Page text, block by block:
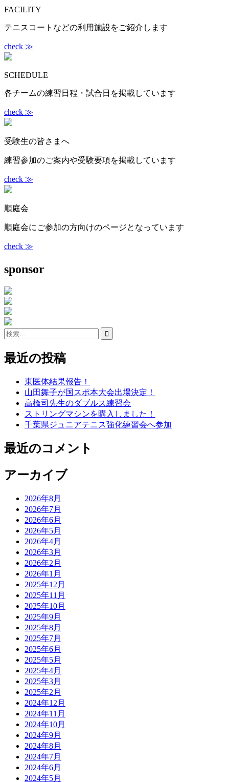
FACILITY
テニスコートなどの利用施設をご紹介します
check ≫
SCHEDULE
各チームの練習日程・試合日を掲載しています
check ≫
受験生の皆さまへ
練習参加のご案内や受験要項を掲載しています
check ≫
順庭会
順庭会にご参加の方向けのページとなっています
check ≫
sponsor
検
最近の投稿
東医体結果報告！
山田舞子が国スポ本大会出場決定！
高橋司先生のダブルス練習会
ストリングマシンを購入しました！
千葉県ジュニアテニス強化練習会へ参加
最近のコメント
アーカイブ
2026年8月
2026年7月
2026年6月
2026年5月
2026年4月
2026年3月
2026年2月
2026年1月
2025年12月
2025年11月
2025年10月
2025年9月
2025年8月
2025年7月
2025年6月
2025年5月
2025年4月
2025年3月
2025年2月
2024年12月
2024年11月
2024年10月
2024年9月
2024年8月
2024年7月
2024年6月
2024年5月